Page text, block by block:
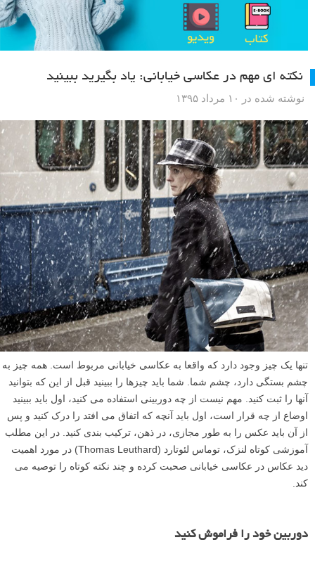
نکته ای مهم در عکاسی خیابانی: یاد بگیرید ببینید
نوشته شده در ۱۰ مرداد ۱۳۹۵
تنها یک چیز وجود دارد که واقعا به عکاسی خیابانی مربوط است. همه چیز به
چشم بستگی دارد، چشم شما. شما باید چیزها را ببینید قبل از این که بتوانید
آنها را ثبت کنید. مهم نیست از چه دوربینی استفاده می کنید، اول باید ببینید
اوضاع از چه قرار است، اول باید آنچه که اتفاق می افتد را درک کنید و پس
از آن باید عکس را به طور مجازی، در ذهن، ترکیب بندی کنید. در این مطلب
آموزشی کوتاه لنزک، توماس لئوتارد (Thomas Leuthard) در مورد اهمیت
دید عکاس در عکاسی خیابانی صحبت کرده و چند نکته کوتاه را توصیه می
کند.
دوربین خود را فراموش کنید